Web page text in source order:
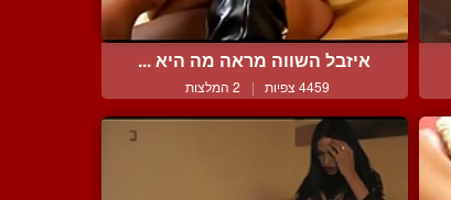
איזבל השווה מראה מה היא ...
4459 צפיות | 2 המלצות